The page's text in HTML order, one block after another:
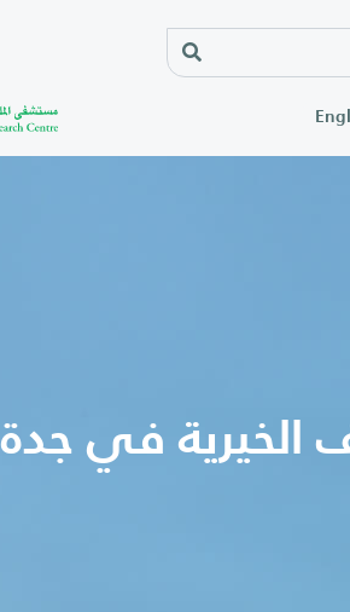
الخيرية في جدة